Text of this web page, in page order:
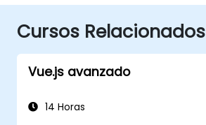
Cursos Relacionados
Vue.js avanzado
14 Horas